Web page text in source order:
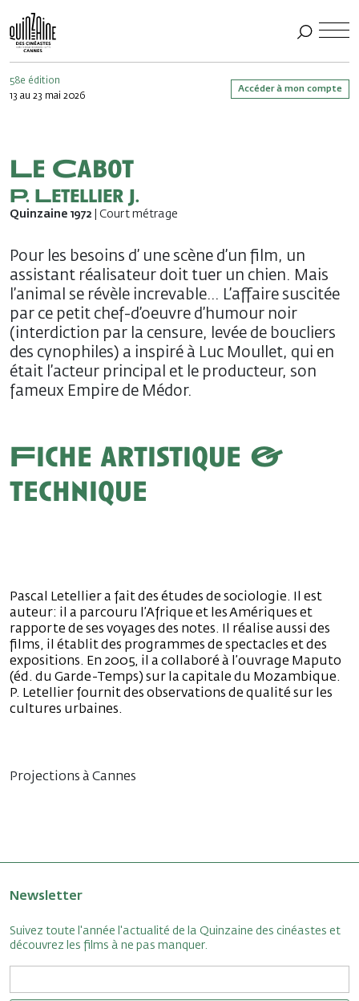
58e édition
13 au 23 mai 2026
Accéder à mon compte
Le Cabot
P. Letellier J.
Quinzaine 1972 | Court métrage
Pour les besoins d’ une scène d’un film, un
assistant réalisateur doit tuer un chien. Mais
l’animal se révèle increvable… L’affaire suscitée
par ce petit chef-d’oeuvre d’humour noir
(interdiction par la censure, levée de boucliers
des cynophiles) a inspiré à Luc Moullet, qui en
était l’acteur principal et le producteur, son
fameux Empire de Médor.
Fiche artistique &
technique
Pascal Letellier a fait des études de sociologie. Il est
auteur: il a parcouru l’Afrique et les Amériques et
rapporte de ses voyages des notes. Il réalise aussi des
films, il établit des programmes de spectacles et des
expositions. En 2005, il a collaboré à l’ouvrage Maputo
(éd. du Garde-Temps) sur la capitale du Mozambique.
P. Letellier fournit des observations de qualité sur les
cultures urbaines.
Projections à Cannes
Newsletter
Suivez toute l'année l'actualité de la Quinzaine des cinéastes et
découvrez les films à ne pas manquer.